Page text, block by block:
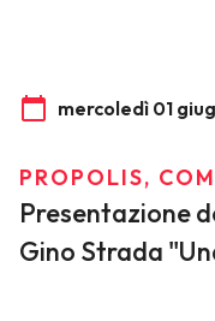
mercoledì 01
PROPOLIS,
Presentazione
Gino Strada